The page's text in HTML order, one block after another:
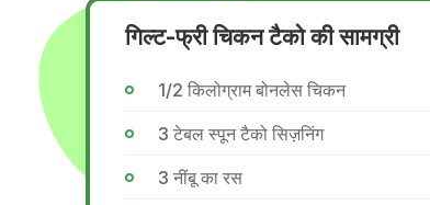
गिल्ट-फ्री चिकन टैको की सामग्री
1/2 किलोग्राम बोनलेस चिकन
3 टेबल स्पून टैको सिज़निंग
3 नींबू का रस